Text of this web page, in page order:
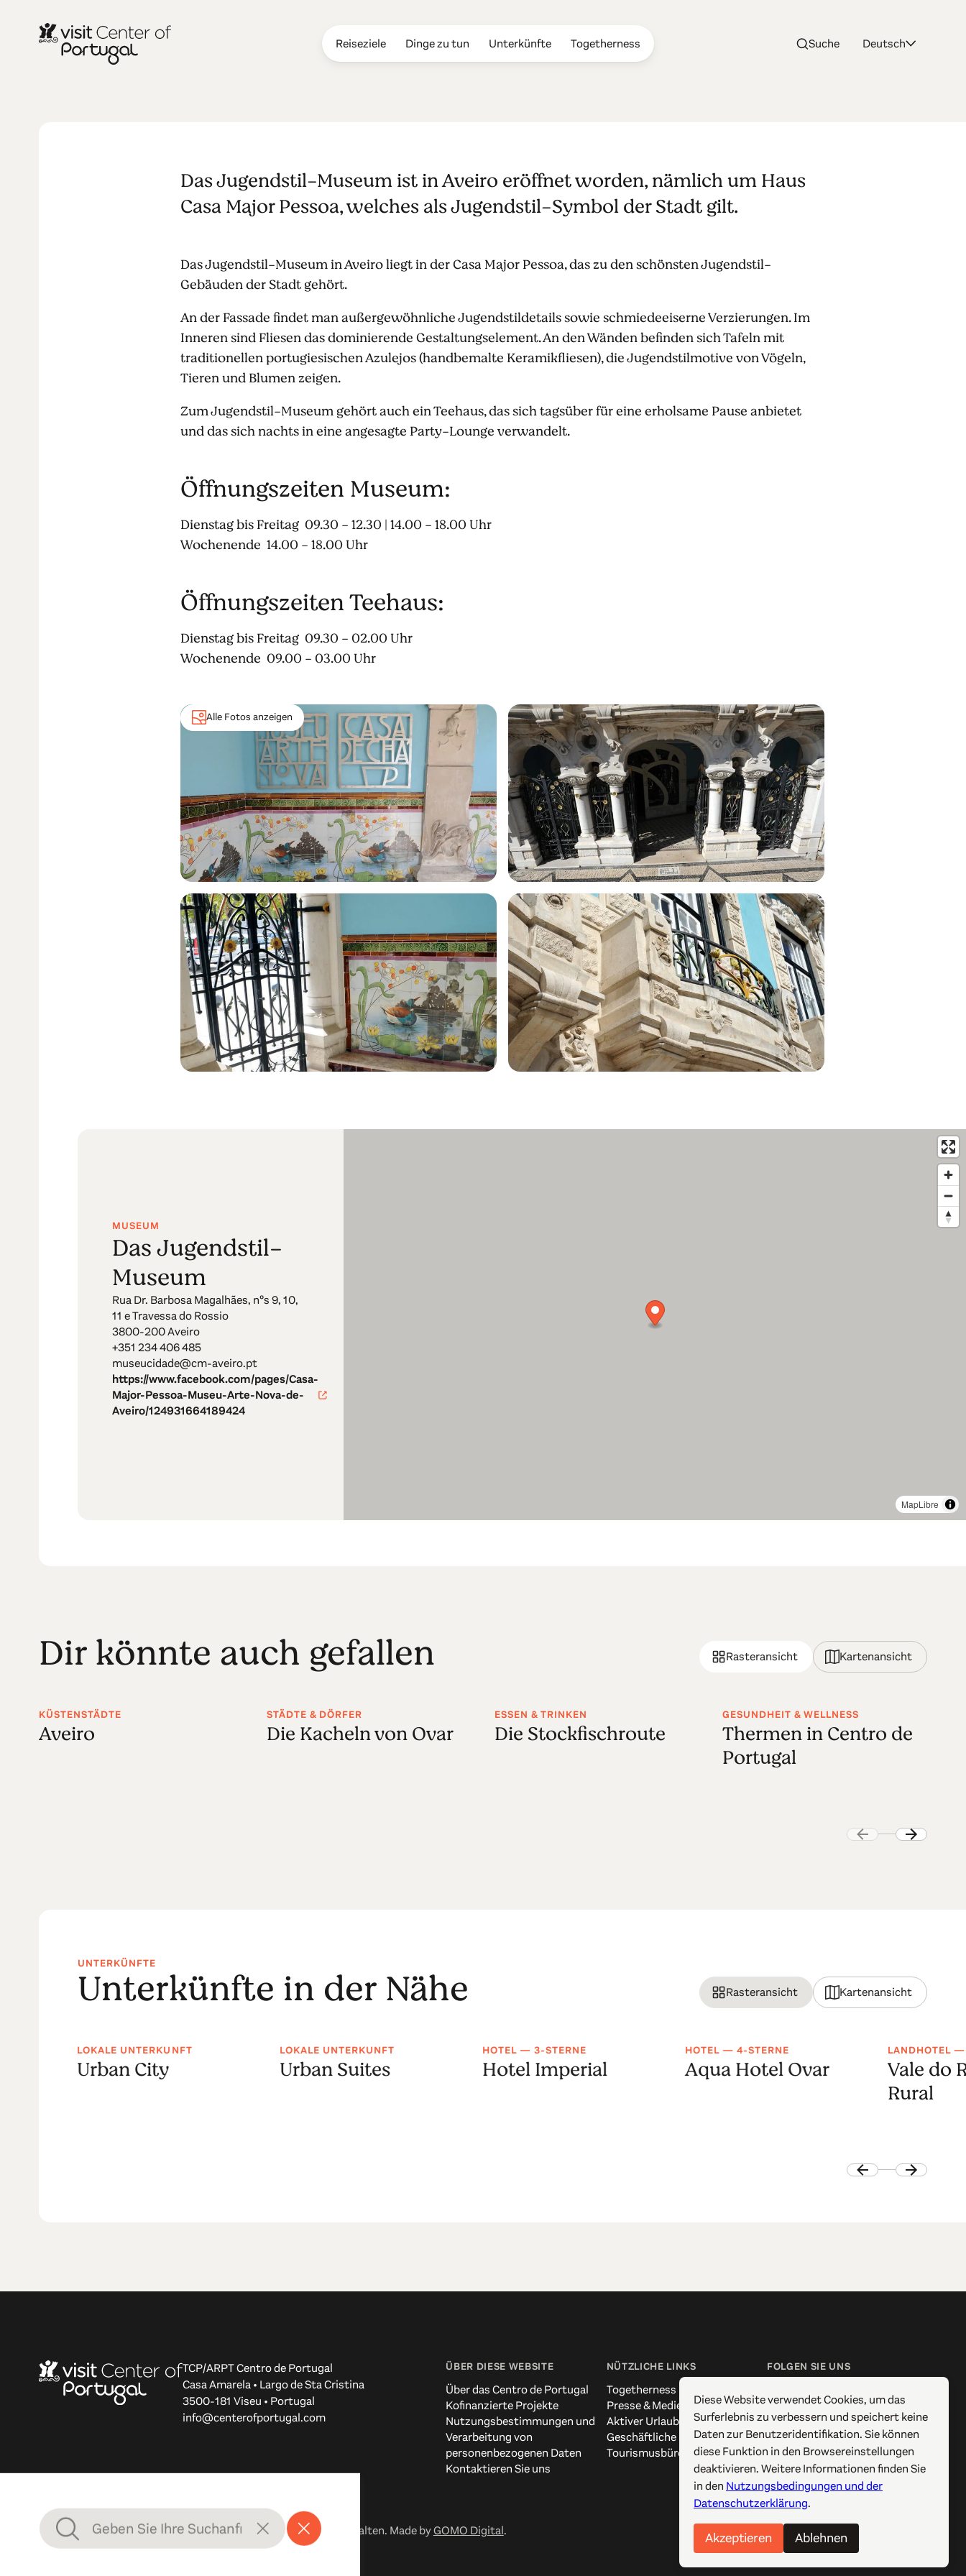
Reiseziele Dinge zu tun Unterkünfte Togetherness Suche Deutsch
Das Jugendstil-Museum
Das Jugendstil-Museum ist in Aveiro eröffnet worden, nämlich um Haus
Casa Major Pessoa, welches als Jugendstil-Symbol der Stadt gilt.
Das Jugendstil-Museum in Aveiro liegt in der Casa Major Pessoa, das zu den schönsten Jugendstil-
Gebäuden der Stadt gehört.
An der Fassade findet man außergewöhnliche Jugendstildetails sowie schmiedeeiserne Verzierungen. Im
Inneren sind Fliesen das dominierende Gestaltungselement. An den Wänden befinden sich Tafeln mit
traditionellen portugiesischen Azulejos (handbemalte Keramikfliesen), die Jugendstilmotive von Vögeln,
Tieren und Blumen zeigen.
Zum Jugendstil-Museum gehört auch ein Teehaus, das sich tagsüber für eine erholsame Pause anbietet
und das sich nachts in eine angesagte Party-Lounge verwandelt.
Öffnungszeiten Museum:
Dienstag bis Freitag 09.30 - 12.30 | 14.00 - 18.00 Uhr
Wochenende 14.00 - 18.00 Uhr
Öffnungszeiten Teehaus:
Dienstag bis Freitag 09.30 - 02.00 Uhr
Wochenende 09.00 - 03.00 Uhr
Alle Fotos anzeigen
MUSEUM
Das Jugendstil-
Museum
Rua Dr. Barbosa Magalhães, nºs 9, 10,
11 e Travessa do Rossio
3800-200 Aveiro
+351 234 406 485
museucidade@cm-aveiro.pt
https://www.facebook.com/pages/Casa-
Major-Pessoa-Museu-Arte-Nova-de-
Aveiro/124931664189424
MapLibre
Dir könnte auch gefallen Rasteransicht Kartenansicht
KÜSTENSTÄDTE
Aveiro
STÄDTE & DÖRFER
Die Kacheln von Ovar
ESSEN & TRINKEN
Die Stockfischroute
GESUNDHEIT & WELLNESS
Thermen in Centro de
Portugal
UNTERKÜNFTE
Unterkünfte in der Nähe Rasteransicht Kartenansicht
LOKALE UNTERKUNFT
Urban City
LOKALE UNTERKUNFT
Urban Suites
HOTEL — 3-STERNE
Hotel Imperial
HOTEL — 4-STERNE
Aqua Hotel Ovar
LANDHOTEL
Vale do
Rural
TCP/ARPT Centro de Portugal
Casa Amarela • Largo de Sta Cristina
3500-181 Viseu • Portugal
info@centerofportugal.com
ÜBER DIESE WEBSITE
Über das Centro de Portugal
Kofinanzierte Projekte
Nutzungsbestimmungen und
Verarbeitung von
personenbezogenen Daten
Kontaktieren Sie uns
NÜTZLICHE LINKS
Togetherness
Presse & Medien
Aktiver Urlaub
Geschäftliche Kontakte
Tourismusbüros
FOLGEN SIE UNS
Instagram
X / Twitter
Pinterest
YouTube
© 2012-2026 TCP/ARPT Centro de Portugal. Alle Rechte vorbehalten. Made byGOMO Digital.
Diese Website verwendet Cookies, um das
Surferlebnis zu verbessern und speichert keine
Daten zur Benutzeridentifikation. Sie können
diese Funktion in den Browsereinstellungen
deaktivieren. Weitere Informationen finden Sie
in den Nutzungsbedingungen und der
Datenschutzerklärung.
Akzeptieren Ablehnen